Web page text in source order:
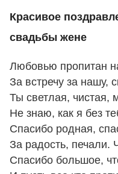
Красивое
свадьбы жене
Любовью пропитан
За встречу за нашу,
Ты светлая, чистая,
Не знаю, как я без
Спасибо родная,
За радость, печали.
Спасибо большое,